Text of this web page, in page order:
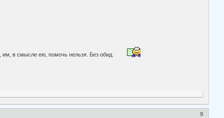
им, в смысле ею, помочь нельзя. Без обид.
9